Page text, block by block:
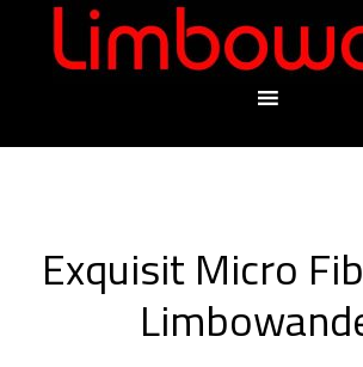
Exquisit Micro